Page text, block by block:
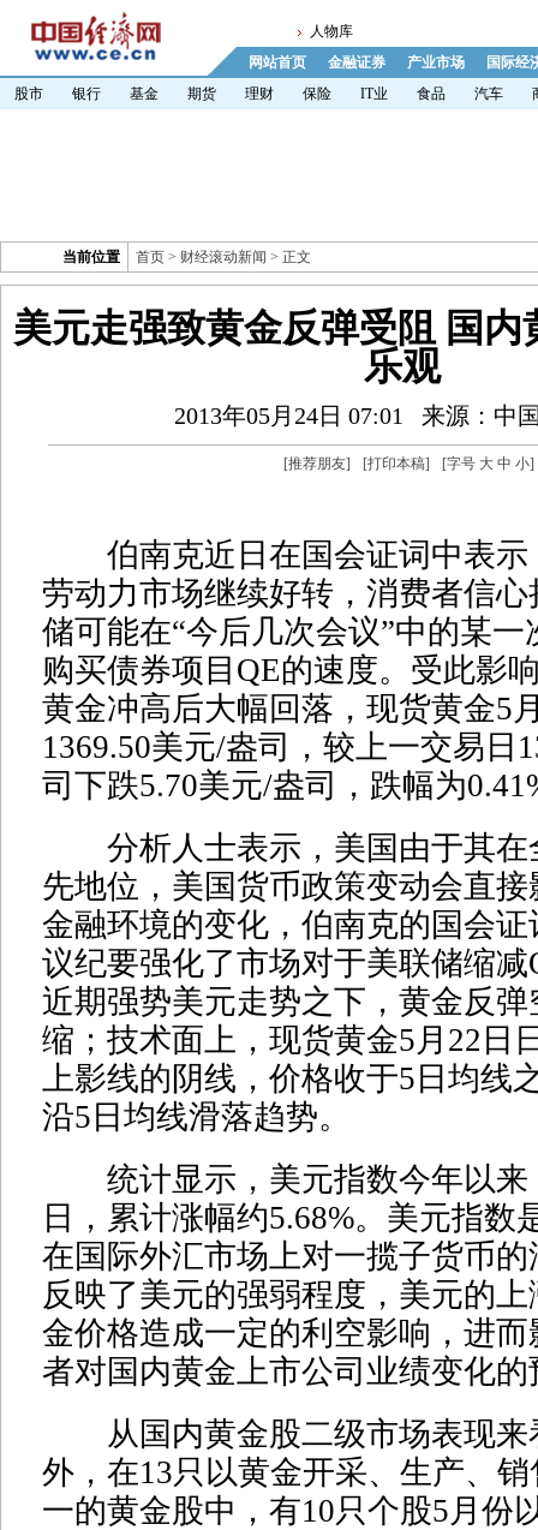
人物库
网站首页
金融证券 产业市场
国际经
股市
银行 基金 期货 理财 保险 IT业 食品 汽车
当前位置 首页 > 财经滚动新闻 > 正文
美元走强致黄金反弹受阻 国内
乐观
2013年05月24日 07:01 来源：中
[推荐朋友] [打印本稿] [字号 大 中 小]
伯南克近日在国会证词中表示
劳动力市场继续好转，消费者信
储可能在“今后几次会议”中的某
购买债券项目QE的速度。受此影
黄金冲高后大幅回落，现货黄金5
1369.50美元/盎司，较上一交易日
司下跌5.70美元/盎司，跌幅为
分析人士表示，美国由于其在
先地位，美国货币政策变动会直
金融环境的变化，伯南克的国会
议纪要强化了市场对于美联储缩减
近期强势美元走势之下，黄金反
缩；技术面上，现货黄金5月22日
上影线的阴线，价格收于5日均线
沿5日均线滑落趋势。
统计显示，美元指数今年以来
日，累计涨幅约5.68%。美元指数
在国际外汇市场上对一揽子货币
反映了美元的强弱程度，美元的
金价格造成一定的利空影响，进
者对国内黄金上市公司业绩变化的
从国内黄金股二级市场表现来
外，在13只以黄金开采、生产、
一的黄金股中，有10只个股5月份